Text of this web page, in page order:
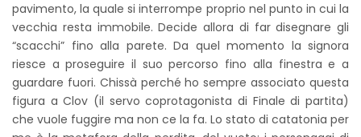
pavimento, la quale si interrompe proprio nel punto in cui la
vecchia resta immobile. Decide allora di far disegnare gli
“scacchi” fino alla parete. Da quel momento la signora
riesce a proseguire il suo percorso fino alla finestra e a
guardare fuori. Chissà perché ho sempre associato questa
figura a Clov (il servo coprotagonista di Finale di partita)
che vuole fuggire ma non ce la fa. Lo stato di catatonia per